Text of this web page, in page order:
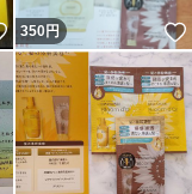
いいね！
350円